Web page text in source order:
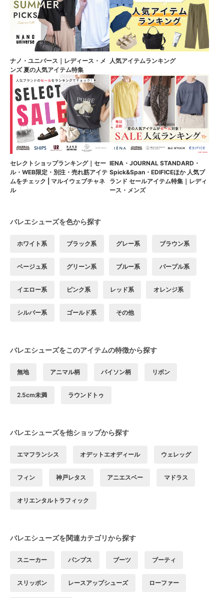
ナノ・ユニバース｜レディース・メ
ンズ 夏の人気アイテム特集
人気アイテムランキング
セレクトショップランキング｜セー
ル・WEB限定・別注・売れ筋アイテ
ムをチェック | マルイウェブチャネ
ル
IENA・JOURNAL STANDARD・
Spick&Span・EDIFICEほか 人気ブ
ランド セールアイテム特集｜レディ
ース・メンズ
バレエシューズを色から探す
ホワイト系 ブラック系 グレー系 ブラウン系
ベージュ系 グリーン系 ブルー系 パープル系
イエロー系 ピンク系 レッド系 オレンジ系
シルバー系 ゴールド系 その他
バレエシューズをこのアイテムの特徴から探す
無地 アニマル柄 パイソン柄 リボン
2.5cm未満 ラウンドトゥ
バレエシューズを他ショップから探す
エマフランシス オデットエオディール ウェレッグ
フィン 神戸レタス アニエスベー マドラス
オリエンタルトラフィック
バレエシューズを関連カテゴリから探す
スニーカー パンプス ブーツ ブーティ
スリッポン レースアップシューズ ローファー